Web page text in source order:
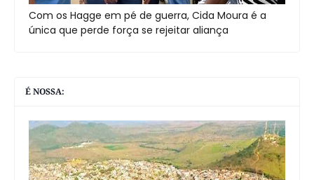
Com os Hagge em pé de guerra, Cida Moura é a
única que perde força se rejeitar aliança
É NOSSA: